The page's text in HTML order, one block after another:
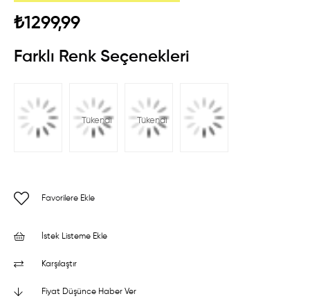
₺1299,99
Farklı Renk Seçenekleri
Tükendi Tükendi
Favorilere Ekle
İstek Listeme Ekle
Karşılaştır
Fiyat Düşünce Haber Ver